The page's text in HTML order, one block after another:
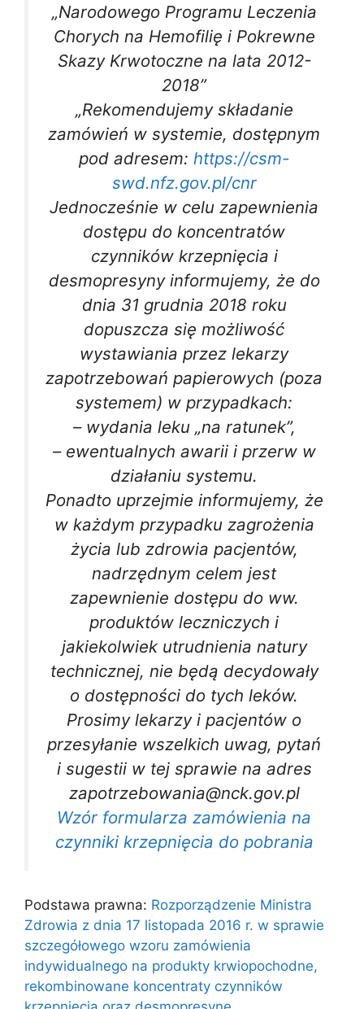
„Narodowego Programu Leczenia
Chorych na Hemofilię i Pokrewne
Skazy Krwotoczne na lata 2012-
2018”
„Rekomendujemy składanie
zamówień w systemie, dostępnym
pod adresem: https://csm-
swd.nfz.gov.pl/cnr
Jednocześnie w celu zapewnienia
dostępu do koncentratów
czynników krzepnięcia i
desmopresyny informujemy, że do
dnia 31 grudnia 2018 roku
dopuszcza się możliwość
wystawiania przez lekarzy
zapotrzebowań papierowych (poza
systemem) w przypadkach:
– wydania leku „na ratunek”,
– ewentualnych awarii i przerw w
działaniu systemu.
Ponadto uprzejmie informujemy, że
w każdym przypadku zagrożenia
życia lub zdrowia pacjentów,
nadrzędnym celem jest
zapewnienie dostępu do ww.
produktów leczniczych i
jakiekolwiek utrudnienia natury
technicznej, nie będą decydowały
o dostępności do tych leków.
Prosimy lekarzy i pacjentów o
przesyłanie wszelkich uwag, pytań
i sugestii w tej sprawie na adres
zapotrzebowania@nck.gov.pl
Wzór formularza zamówienia na
czynniki krzepnięcia do pobrania
Podstawa prawna: Rozporządzenie Ministra
Zdrowia z dnia 17 listopada 2016 r. w sprawie
szczegółowego wzoru zamówienia
indywidualnego na produkty krwiopochodne,
rekombinowane koncentraty czynników